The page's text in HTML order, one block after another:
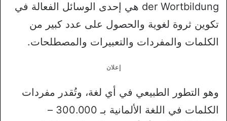
der Wortbildung هي إحدى الوسائل الفعالة في
تكوين ثروة لغوية والحصول على عدد كبير من
الكلمات والمفردات والتعبيرات والمصطلحات.
إعلان
وهو التطور الطبيعي في أي لغة، وتُقدر مفردات
الكلمات في اللغة الألمانية بـ 300.000 –